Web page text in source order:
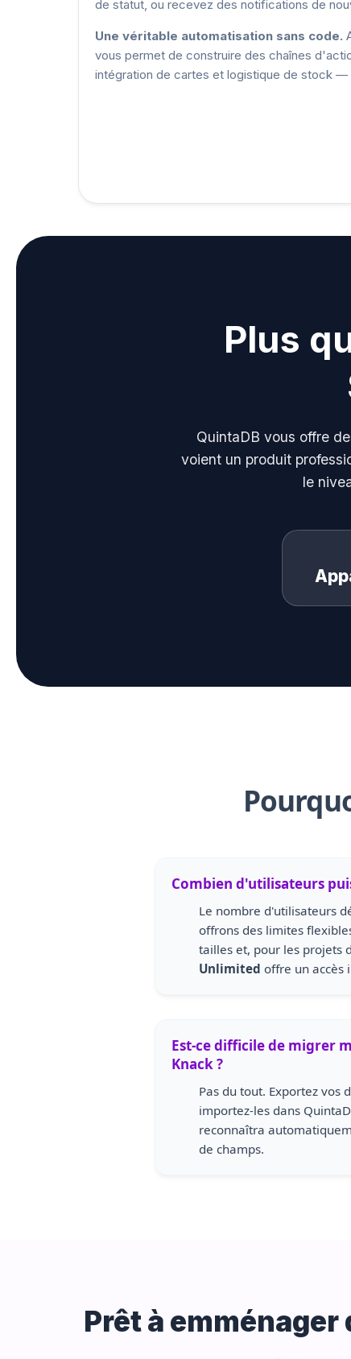
de statut, ou recevez des notifications de
Une véritable automatisation sans code.
vous permet de construire des chaînes
intégration de cartes et logistique de stock
Plus
QuintaDB vous offre
voient un produit
le
Combien d'utilisateurs
Le nombre d'utilisateurs
offrons des limites
tailles et, pour les projets
Unlimited offre un accès
Est-ce difficile de migrer
Knack ?
Pas du tout. Exportez vos
importez-les dans
reconnaîtra
de champs.
Prêt à